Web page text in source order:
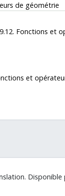
de géométrie
9.12. Fonctions et
et
Disponible